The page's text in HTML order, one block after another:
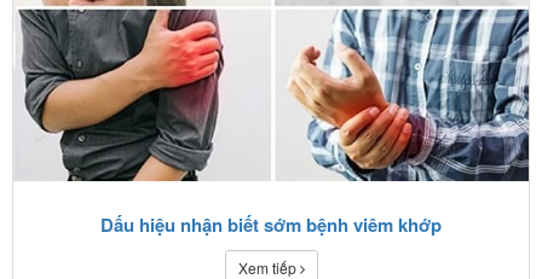
Dấu hiệu nhận biết sớm bệnh viêm khớp
Xem tiếp